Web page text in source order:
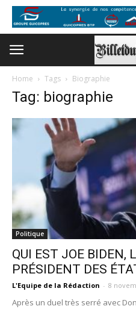
Home Tags Biographie
Tag: biographie
Politique
QUI EST JOE BIDEN,
PRÉSIDENT DES
L'Equipe de la Rédaction - 8
Après un duel très serré avec